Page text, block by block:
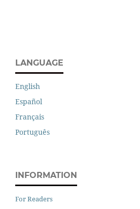
LANGUAGE
English
Español
Français
Português
INFORMATION
For Readers